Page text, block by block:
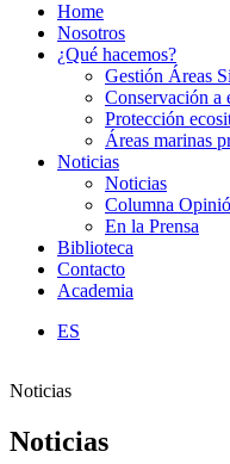
Home
Nosotros
¿Qué hacemos?
Gestión Áreas
Conservación a
Protección
Áreas marinas
Noticias
Noticias
Columna
En la Prensa
Biblioteca
Contacto
Academia
ES
Noticias
Noticias